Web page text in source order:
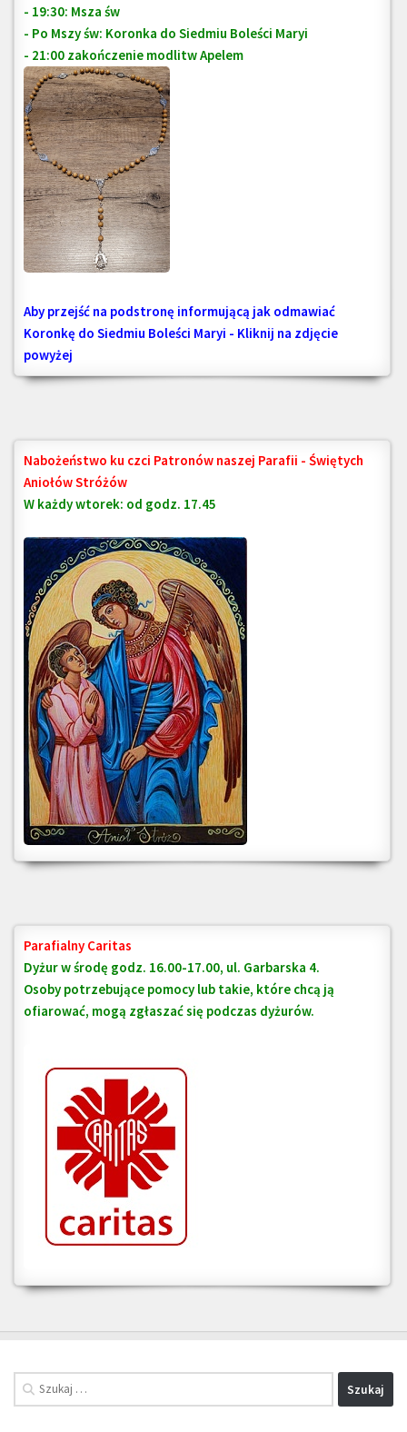
- 19:30: Msza św
- Po Mszy św: Koronka do Siedmiu Boleści Maryi
- 21:00 zakończenie modlitw Apelem
Aby przejść na podstronę informującą jak odmawiać
Koronkę do Siedmiu Boleści Maryi - Kliknij na zdjęcie
powyżej
Nabożeństwo ku czci Patronów naszej Parafii - Świętych
Aniołów Stróżów
W każdy wtorek: od godz. 17.45
Parafialny Caritas
Dyżur w środę godz. 16.00-17.00, ul. Garbarska 4.
Osoby potrzebujące pomocy lub takie, które chcą ją
ofiarować, mogą zgłaszać się podczas dyżurów.
Szukaj: